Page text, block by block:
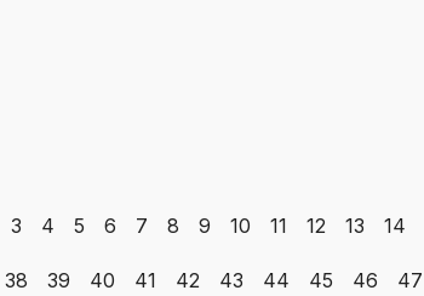
3 4 5 6 7 8 9 10 11 12 13 14
38 39 40 41 42 43 44 45 46 47